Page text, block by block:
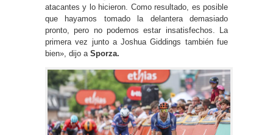
atacantes y lo hicieron. Como resultado, es posible
que hayamos tomado la delantera demasiado
pronto, pero no podemos estar insatisfechos. La
primera vez junto a Joshua Giddings también fue
bien», dijo a Sporza.